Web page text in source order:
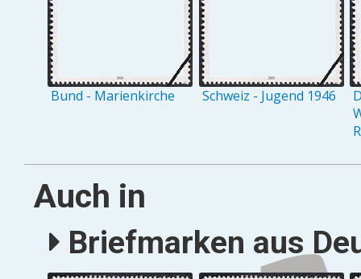
Bund - Marienkirche Schweiz - Jugend 1946
Auch in
Briefmarken aus